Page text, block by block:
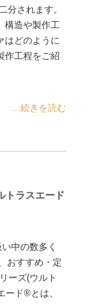
分されます。
構造や製作工
はどのように
作工程をご紹
...続きを読む
トラスエード
中の数多く
おすすめ・定
ーズ(ウルト
ード®とは、